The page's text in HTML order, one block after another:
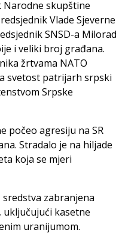
Narodne skupštine
Vlade Sjeverne
SNSD-a Milorad
i veliki broj građana.
žrtvama NATO
svetost patrijarh srpski
Srpske
počeo agresiju na SR
Stradalo je na hiljade
koja se mjeri
zabranjena
uključujući kasetne
uranijumom.